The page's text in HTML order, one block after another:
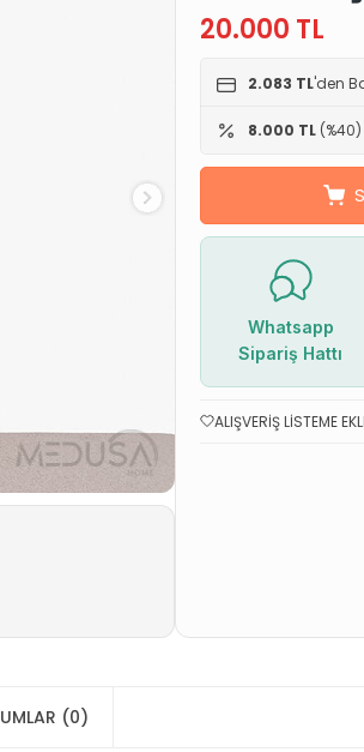
20.000 TL
2.083 TL'den
8.000 TL
Whatsapp
Sipariş Hattı
ALIŞVERIŞ LISTEME
(0)